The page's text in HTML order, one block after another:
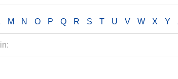
M N O P Q R S T U V W X Y